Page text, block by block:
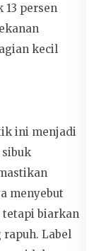
persen
kecil
ini menjadi
menyebut
tetapi biarkan
Label